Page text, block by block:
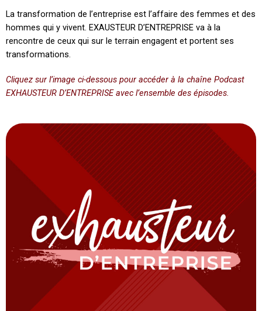
La transformation de l’entreprise est l’affaire des femmes et des
hommes qui y vivent. EXAUSTEUR D’ENTREPRISE va à la
rencontre de ceux qui sur le terrain engagent et portent ses
transformations.
Cliquez sur l’image ci-dessous pour accéder à la chaîne Podcast
EXHAUSTEUR D’ENTREPRISE avec l’ensemble des épisodes.